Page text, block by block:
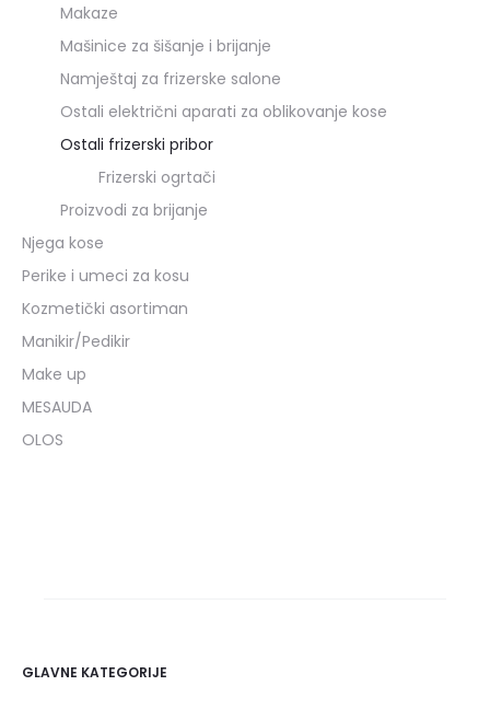
Makaze
Mašinice za šišanje i brijanje
Namještaj za frizerske salone
Ostali električni aparati za oblikovanje kose
Ostali frizerski pribor
Frizerski ogrtači
Proizvodi za brijanje
Njega kose
Perike i umeci za kosu
Kozmetički asortiman
Manikir/Pedikir
Make up
MESAUDA
OLOS
GLAVNE KATEGORIJE